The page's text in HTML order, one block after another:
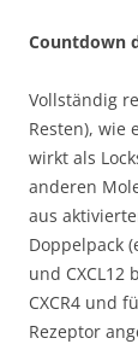
Countdown
Vollständig
Resten), wie
wirkt als
anderen
aus
Doppelpack
und
CXCR4 und
Rezeptor